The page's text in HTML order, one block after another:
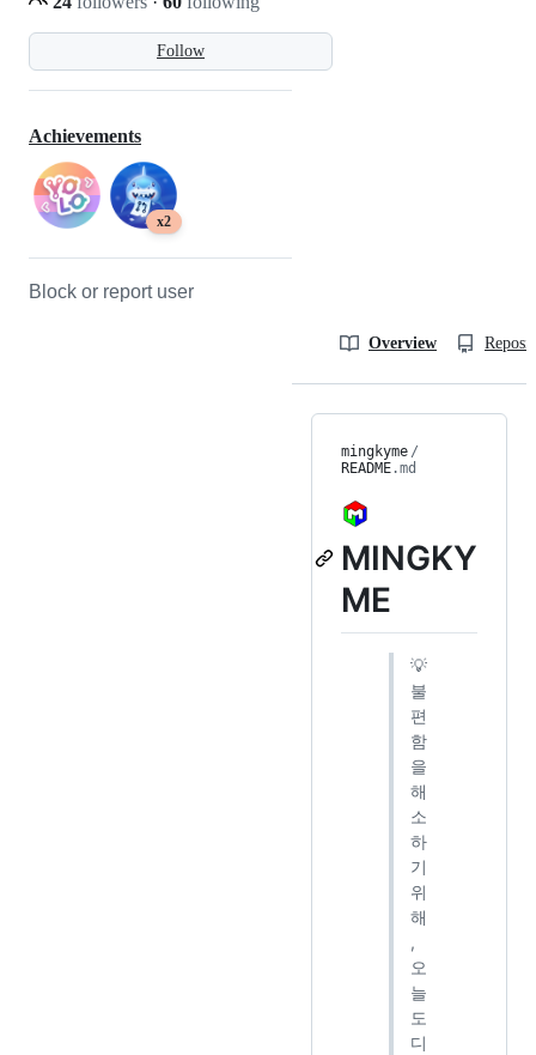
Follow
Achievements
x2
Block or report user
Overview
mingkyme /
README.md
MINGKY
ME
💡
불
편
함
을
해
소
하
기
위
해
,
오
늘
도
디